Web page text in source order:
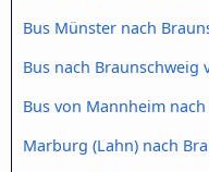
Bus Münster nach
Bus nach Braunschweig
Bus von Mannheim
Marburg (Lahn) nach